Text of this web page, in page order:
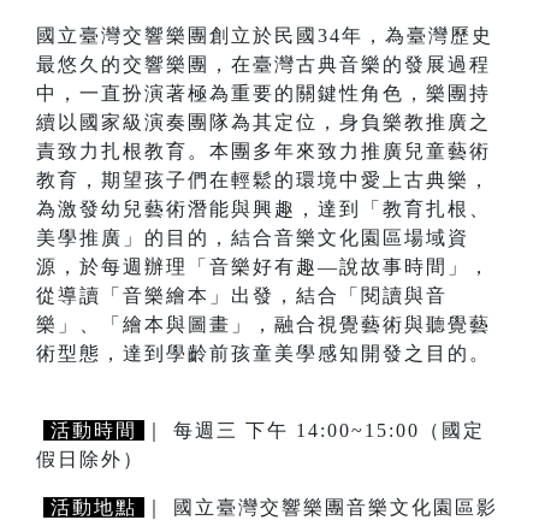
國立臺灣交響樂團創立於民國34年，為臺灣歷史
最悠久的交響樂團，在臺灣古典音樂的發展過程
中，一直扮演著極為重要的關鍵性角色，樂團持
續以國家級演奏團隊為其定位，身負樂教推廣之
責致力扎根教育。本團多年來致力推廣兒童藝術
教育，期望孩子們在輕鬆的環境中愛上古典樂，
為激發幼兒藝術潛能與興趣，達到「教育扎根、
美學推廣」的目的，結合音樂文化園區場域資
源，於每週辦理「音樂好有趣—說故事時間」，
從導讀「音樂繪本」出發，結合「閱讀與音
樂」、「繪本與圖畫」，融合視覺藝術與聽覺藝
術型態，達到學齡前孩童美學感知開發之目的。
活動時間
｜ 每週三 下午 14:00~15:00（國定
假日除外）
活動地點
｜ 國立臺灣交響樂團音樂文化園區影